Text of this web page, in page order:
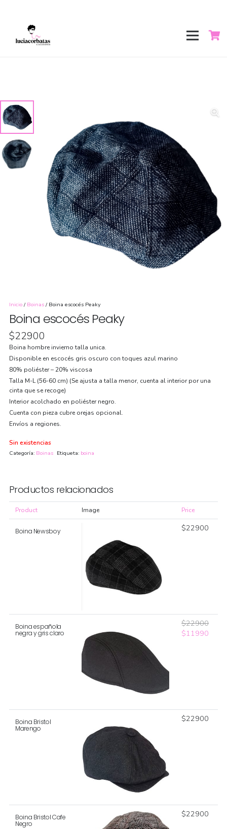
Inicio / Boinas / Boina escocés Peaky
Boina escocés Peaky
$22900
Boina hombre invierno talla unica.
Disponible en escocés gris oscuro con toques azul marino
80% poliéster – 20% viscosa
Talla M-L (56-60 cm) (Se ajusta a talla menor, cuenta al interior por una
cinta que se recoge)
Interior acolchado en poliéster negro.
Cuenta con pieza cubre orejas opcional.
Envíos a regiones.
Sin existencias
Categoría: Boinas Etiqueta: boina
Productos relacionados
Product Image Price
Boina Newsboy $22900
Boina española
negra y gris claro
$22900
El
$11990
Boina Bristol
Marengo
$22900
Boina Bristol Cafe
Negro
$22900